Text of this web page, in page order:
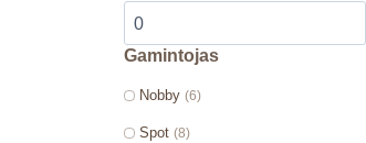
Gamintojas
Nobby (6)
Spot (8)